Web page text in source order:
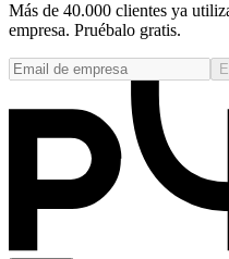
Más de 40.000 clientes ya
empresa. Pruébalo gratis.